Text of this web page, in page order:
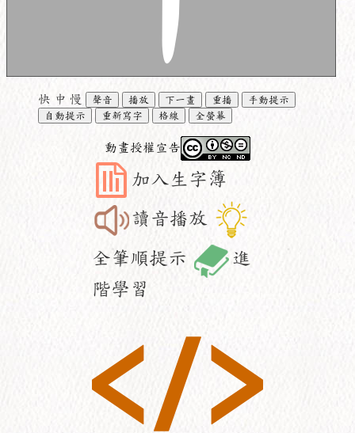
快 中 慢 聲音 播放 下一畫 重播
手動提示
自動提示
重新寫字 格線 全螢幕
動畫授權宣告
加入生字簿
讀音播放
全筆順提示
進
階學習